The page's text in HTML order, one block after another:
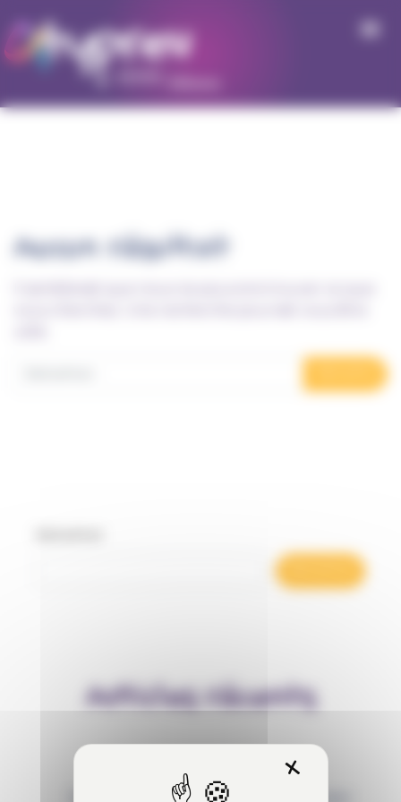
Aucun résultat
Articles récents
Behaviour Based Safety (BBS) : qu’est-ce que
XMasquer